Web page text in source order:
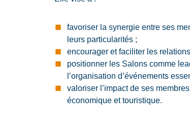
favoriser la synergie entre ses
leurs particularités ;
encourager et faciliter les
positionner les Salons comme
l’organisation d’événements
valoriser l’impact de ses
économique et touristique.